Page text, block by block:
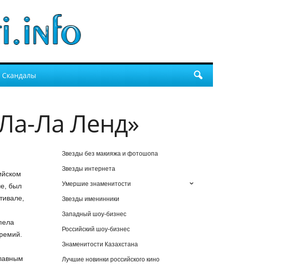
Скандалы
Ла Ленд»
был
Звезды без макияжа и фотошопа
Звезды интернета
Умершие знаменитости
Звезды именинники
Западный шоу-бизнес
Российский шоу-бизнес
Знаменитости Казахстана
Лучшие новинки российского кино